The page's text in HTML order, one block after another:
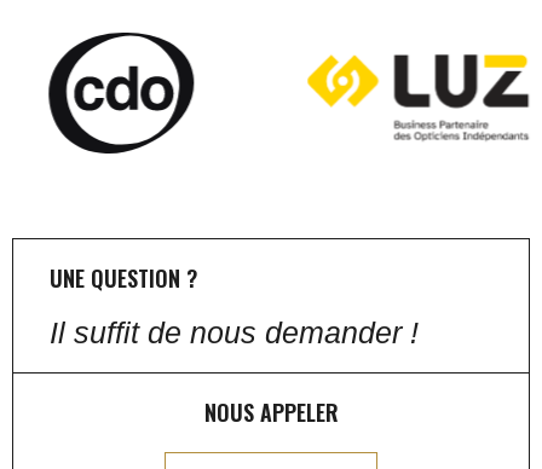
UNE QUESTION ?
Il suffit de nous demander !
NOUS APPELER